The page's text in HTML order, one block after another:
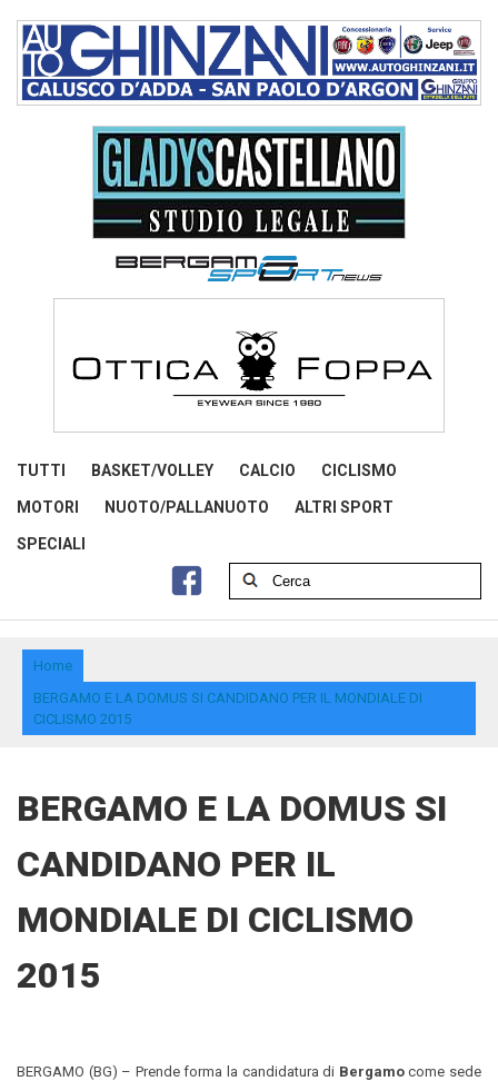
TUTTI BASKET/VOLLEY CALCIO CICLISMO
MOTORI NUOTO/PALLANUOTO ALTRI SPORT
SPECIALI
Home
BERGAMO E LA DOMUS SI CANDIDANO PER IL MONDIALE DI
CICLISMO 2015
BERGAMO E LA DOMUS SI
CANDIDANO PER IL
MONDIALE DI CICLISMO
2015
BERGAMO (BG) – Prende forma la candidatura di Bergamocome sede